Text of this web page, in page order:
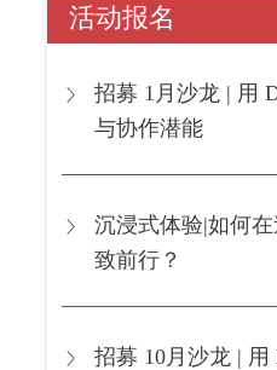
活动报名
招募 1月沙龙 | 用
与协作潜能
沉浸式体验|如何
致前行？
招募 10月沙龙 |